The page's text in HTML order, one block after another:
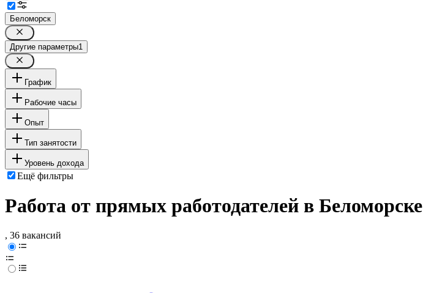
Беломорск
Другие параметры1
График
Рабочие часы
Опыт
Тип занятости
Уровень дохода
Ещё фильтры
Работа от прямых работодателей в Беломорске
, 36 вакансий